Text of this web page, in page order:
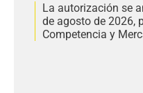
La autorización se
de agosto de 2026,
Competencia y